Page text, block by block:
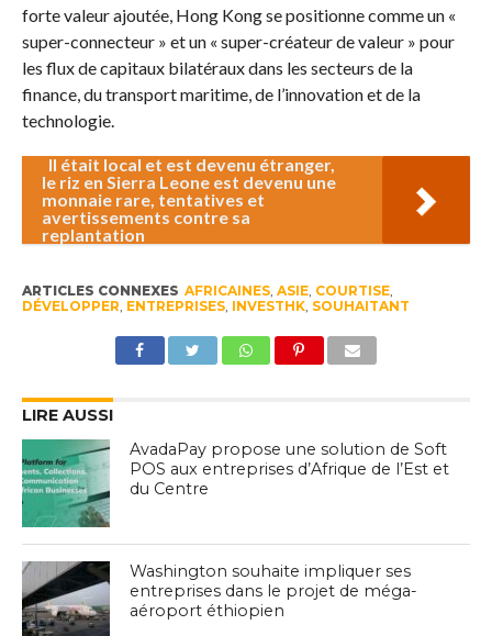
forte valeur ajoutée, Hong Kong se positionne comme un «
super-connecteur » et un « super-créateur de valeur » pour
les flux de capitaux bilatéraux dans les secteurs de la
finance, du transport maritime, de l’innovation et de la
technologie.
Il était local et est devenu étranger,
le riz en Sierra Leone est devenu une
monnaie rare, tentatives et
avertissements contre sa
replantation
ARTICLES CONNEXES AFRICAINES, ASIE, COURTISE,
DÉVELOPPER ENTREPRISES, INVESTHK, SOUHAITANT
LIRE AUSSI
AvadaPay propose une solution de Soft
POS aux entreprises d’Afrique de l’Est et
du Centre
Washington souhaite impliquer ses
entreprises dans le projet de méga-
aéroport éthiopien